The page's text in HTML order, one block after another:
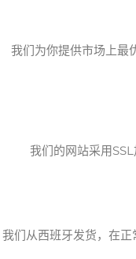
我们为你提供市场上最
我们的网站采用
我们从西班牙发货，在正